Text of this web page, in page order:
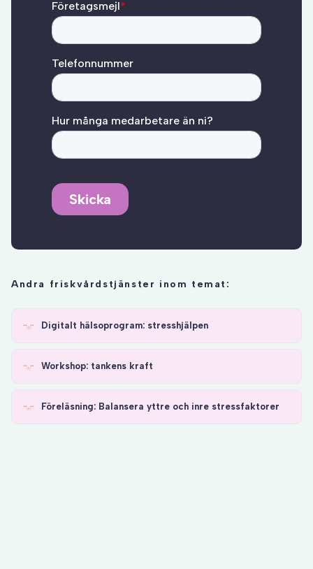
Andra friskvårdstjänster inom temat:
Digitalt hälsoprogram: stresshjälpen
Workshop: tankens kraft
Föreläsning: Balansera yttre och inre stressfaktorer